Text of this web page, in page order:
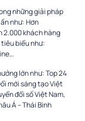
những giải pháp
như: Hơn
2.000 khách hàng
biểu như:
lớn như: Top 24
mới sáng tạo Việt
đổi số Việt Nam,
Á – Thái Bình